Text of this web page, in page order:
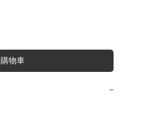
物車
−